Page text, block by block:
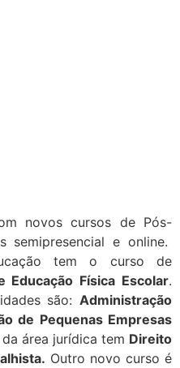
novos cursos de Pós-
semipresencial e online.
tem o curso de
Educação Física Escolar.
são: Administração
de Pequenas Empresas
da área jurídica tem Direito
Outro novo curso é